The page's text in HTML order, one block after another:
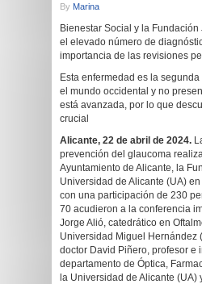
By Marina
Bienestar Social y la
el elevado número de
importancia de las revisiones
Esta enfermedad es la
el mundo occidental y no
está avanzada, por lo que
crucial
Alicante, 22 de abril de 2024.
prevención del glaucoma
Ayuntamiento de Alicante, la
Universidad de Alicante (UA)
con una participación de 230
70 acudieron a la conferencia
Jorge Alió, catedrático en
Universidad Miguel Hernández
doctor David Piñero, profesor e
departamento de Óptica,
la Universidad de Alicante (UA)